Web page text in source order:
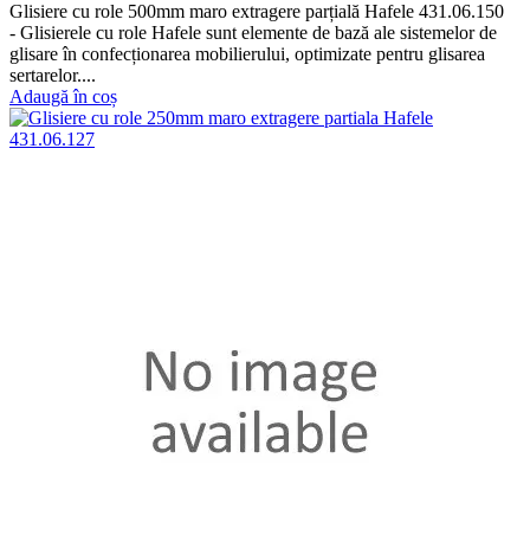
Glisiere cu role 500mm maro extragere parțială Hafele 431.06.150
- Glisierele cu role Hafele sunt elemente de bază ale sistemelor de
glisare în confecționarea mobilierului, optimizate pentru glisarea
sertarelor....
Adaugă în coș